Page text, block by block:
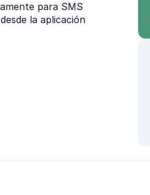
para SMS
la aplicación